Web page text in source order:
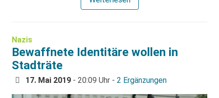
Nazis
Bewaffnete Identitäre wollen in
Stadträte
17. Mai 2019 - 20:09 Uhr - 2 Ergänzungen